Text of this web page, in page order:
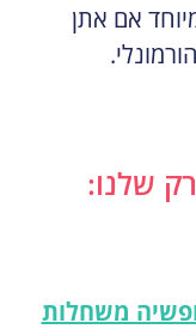
אם אתן
שלנו:
משחלות